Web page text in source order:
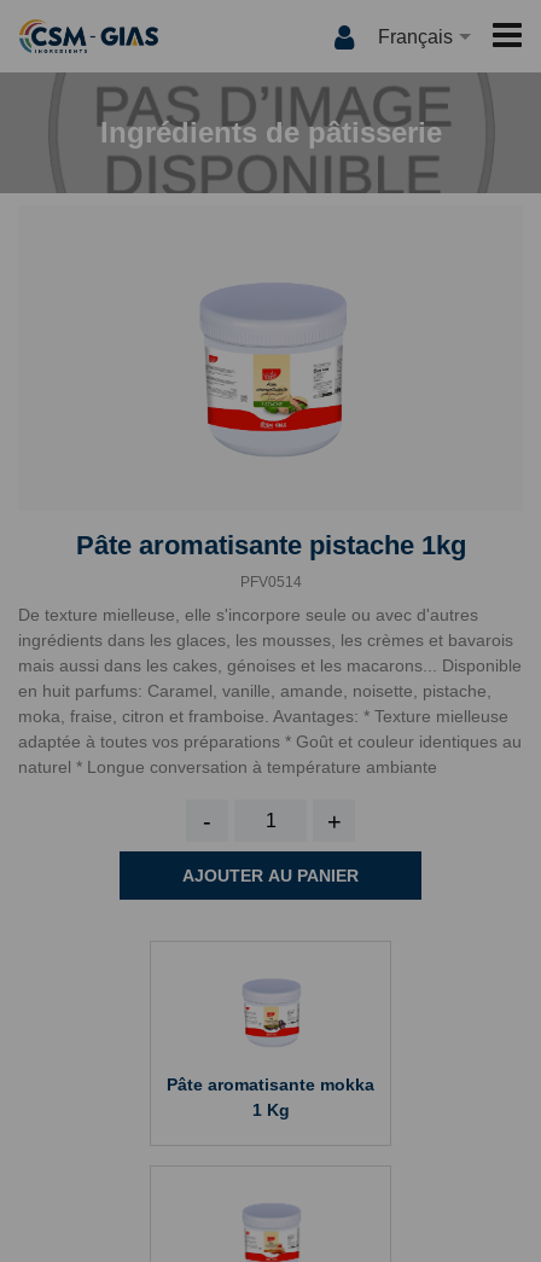
Français
ACCUEIL
CSM-GIAS
QUI SOMMES NOUS ?
INNOVATION
PRODUITS
MEDIA
LES RECETTES
CSM-GIAS TV
CATALOGUE
ACTUALITÉS
Ingrédients de pâtisserie
Pâte aromatisante pistache 1kg
PFV0514
De texture mielleuse, elle s'incorpore seule ou avec d'autres
ingrédients dans les glaces, les mousses, les crèmes et bavarois
mais aussi dans les cakes, génoises et les macarons... Disponible
en huit parfums: Caramel, vanille, amande, noisette, pistache,
moka, fraise, citron et framboise. Avantages: * Texture mielleuse
adaptée à toutes vos préparations * Goût et couleur identiques au
naturel * Longue conversation à température ambiante
- +
AJOUTER AU PANIER
Pâte aromatisante mokka
1 Kg